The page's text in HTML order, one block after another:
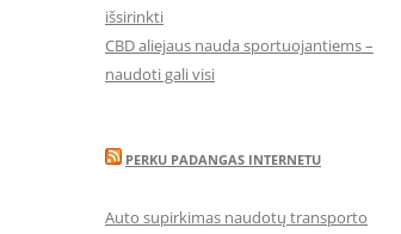
išsirinkti
CBD aliejaus nauda sportuojantiems –
naudoti gali visi
PERKU PADANGAS INTERNETU
Auto supirkimas naudotų transporto